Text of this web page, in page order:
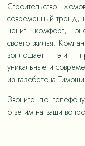
Строительство
современный тренд,
ценит комфорт,
своего жилья.
воплощает эти
уникальные и
из газобетона
Звоните по
ответим на ваши